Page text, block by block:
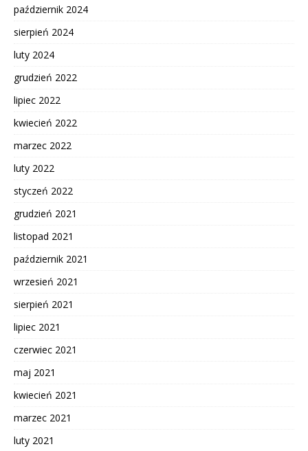
październik 2024
sierpień 2024
luty 2024
grudzień 2022
lipiec 2022
kwiecień 2022
marzec 2022
luty 2022
styczeń 2022
grudzień 2021
listopad 2021
październik 2021
wrzesień 2021
sierpień 2021
lipiec 2021
czerwiec 2021
maj 2021
kwiecień 2021
marzec 2021
luty 2021